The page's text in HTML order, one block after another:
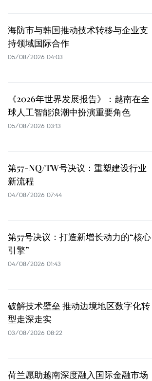
海防市与韩国推动技术转移与企业支
持领域国际合作
05/08/2026 04:03
《2026年世界发展报告》：越南在全
球人工智能浪潮中扮演重要角色
05/08/2026 03:13
第57-NQ/TW号决议：重塑建设行业
新流程
04/08/2026 07:44
第57号决议：打造新增长动力的“核心
引擎”
04/08/2026 01:43
破解技术壁垒 推动边境地区数字化转
型走深走实
03/08/2026 08:22
荷兰愿助越南深度融入国际金融市场